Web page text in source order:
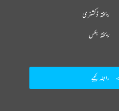
ریختہ ڈکشنری
ریختہ بکس
رابطہ کیجیے